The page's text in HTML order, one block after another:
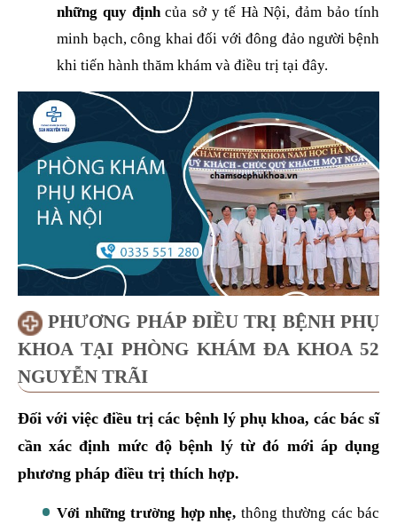
đảm bảo đáp ứng quá trình thăm khám và điều trị
của đông đảo bệnh nhân.
Phòng khám áp dụng mức chi phí đúng theo
những quy địnhcủa sở y tế Hà Nội, đảm bảo tính
minh bạch, công khai đối với đông đảo người bệnh
khi tiến hành thăm khám và điều trị tại đây.
KHOA TẠI PHÒNG KHÁM ĐA KHOA 52
NGUYỄN TRÃI